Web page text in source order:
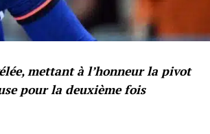
mettant à l’honneur la pivot
pour la deuxième fois